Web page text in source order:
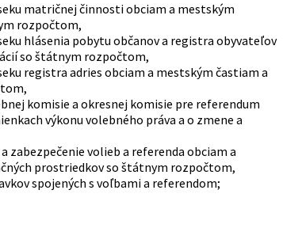
matričnej činnosti obciam a mestským
rozpočtom,
hlásenia pobytu občanov a registra obyvateľov
so štátnym rozpočtom,
registra adries obciam a mestským častiam a
komisie a okresnej komisie pre referendum
výkonu volebného práva a o zmene a
zabezpečenie volieb a referenda obciam a
prostriedkov so štátnym rozpočtom,
spojených s voľbami a referendom;